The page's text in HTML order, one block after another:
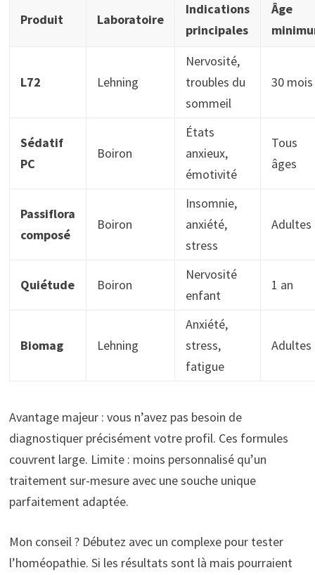
Produit Laboratoire
Indications
principales
Âge
L72 Lehning
Nervosité,
troubles du
sommeil
30 mois
Sédatif
PC
Boiron
États
anxieux,
émotivité
Tous
âges
Passiflora
composé
Boiron
Insomnie,
anxiété,
stress
Adultes
Quiétude Boiron
Nervosité
enfant
1 an
Biomag Lehning
Anxiété,
stress,
fatigue
Adultes
Avantage majeur : vous n’avez pas besoin de
diagnostiquer précisément votre profil. Ces formules
couvrent large. Limite : moins personnalisé qu’un
traitement sur-mesure avec une souche unique
parfaitement adaptée.
Mon conseil ? Débutez avec un complexe pour tester
l’homéopathie. Si les résultats sont là mais pourraient